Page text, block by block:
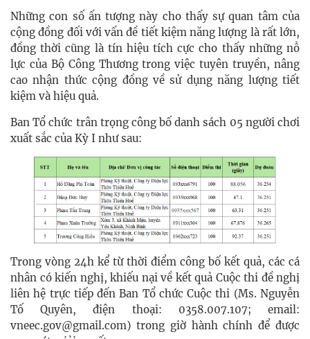
Những con số ấn tượng này cho thấy sự quan tâm của
cộng đồng đối với vấn đề tiết kiệm năng lượng là rất lớn,
đồng thời cũng là tín hiệu tích cực cho thấy những nỗ
lực của Bộ Công Thương trong việc tuyên truyền, nâng
cao nhận thức cộng đồng về sử dụng năng lượng tiết
kiệm và hiệu quả.
Ban Tổ chức trân trọng công bố danh sách 05 người chơi
xuất sắc của Kỳ I như sau:
Trong vòng 24h kể từ thời điểm công bố kết quả, các cá
nhân có kiến nghị, khiếu nại về kết quả Cuộc thi đề nghị
liên hệ trực tiếp đến Ban Tổ chức Cuộc thi (Ms. Nguyễn
Tố Quyên, điện thoại: 0358.007.107; email:
vneec.gov@gmail.com) trong giờ hành chính để được